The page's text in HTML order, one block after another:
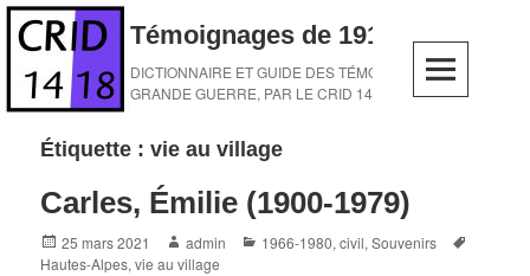
Skip
content
Témoignages de 1914-1918
DICTIONNAIRE ET GUIDE DES TÉMOINS DE LA
GRANDE GUERRE, PAR LE CRID 14-18
Étiquette :vie au village
Carles, Émilie (1900-1979)
Posted
on
25 mars 2021 Author
admin Categories
1966-1980,civil,Souvenirs
Hautes-Alpes,vie au village